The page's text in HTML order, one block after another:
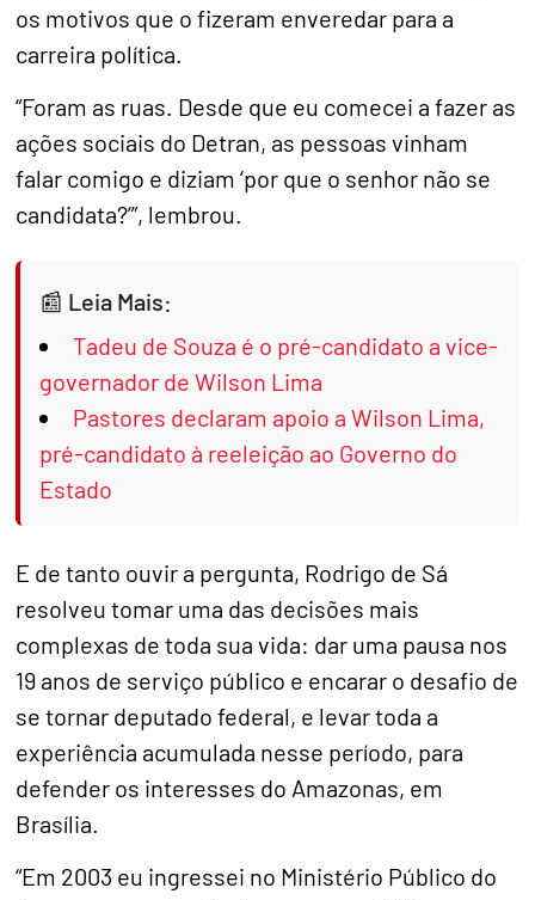
os motivos que o fizeram enveredar para a
carreira política.
“Foram as ruas. Desde que eu comecei a fazer as
ações sociais do Detran, as pessoas vinham
falar comigo e diziam ‘por que o senhor não se
candidata?’”, lembrou.
Leia Mais:
Tadeu de Souza é o pré-candidato a vice-
governador de Wilson Lima
Pastores declaram apoio a Wilson Lima,
pré-candidato à reeleição ao Governo do
Estado
E de tanto ouvir a pergunta, Rodrigo de Sá
resolveu tomar uma das decisões mais
complexas de toda sua vida: dar uma pausa nos
19 anos de serviço público e encarar o desafio de
se tornar deputado federal, e levar toda a
experiência acumulada nesse período, para
defender os interesses do Amazonas, em
Brasília.
“Em 2003 eu ingressei no Ministério Público do